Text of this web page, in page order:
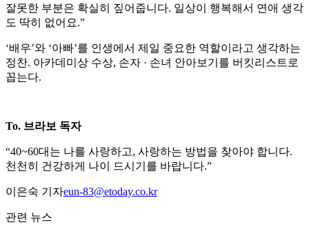
잘못한 부분은 확실히 짚어줍니다. 일상이 행복해서 연애 생각
도 딱히 없어요.”
‘배우’와 ‘아빠’를 인생에서 제일 중요한 역할이라고 생각하는
정찬. 아카데미상 수상, 손자 · 손녀 안아보기를 버킷리스트로
꼽는다.
To. 브라보 독자
“40~60대는 나를 사랑하고, 사랑하는 방법을 찾아야 합니다.
천천히 건강하게 나이 드시기를 바랍니다.”
이은숙 기자eun-83@etoday.co.kr
관련 뉴스